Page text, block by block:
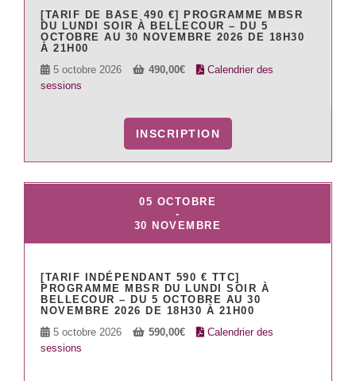
[TARIF DE BASE 490 €] PROGRAMME MBSR
DU LUNDI SOIR À BELLECOUR – DU 5
OCTOBRE AU 30 NOVEMBRE 2026 DE 18H30
À 21H00
5 octobre 2026
490,00€
Calendrier des
sessions
INSCRIPTION
05 OCTOBRE
-
30 NOVEMBRE
[TARIF INDÉPENDANT 590 € TTC]
PROGRAMME MBSR DU LUNDI SOIR À
BELLECOUR – DU 5 OCTOBRE AU 30
NOVEMBRE 2026 DE 18H30 À 21H00
5 octobre 2026
590,00€
Calendrier des
sessions